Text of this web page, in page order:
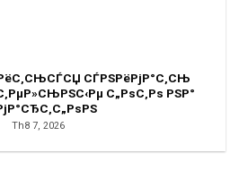
СЃРЅРёРјР°С‚СЊ
С„РѕС‚Рѕ РЅР°
Th8 7, 2026